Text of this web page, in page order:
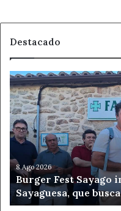
Destacado
Burger
Fest
Sayago
impulsa
la
carne
raza
Sayaguesa,
que
busca
8 Ago 2026
Burger Fest Sayago
Sayaguesa, que